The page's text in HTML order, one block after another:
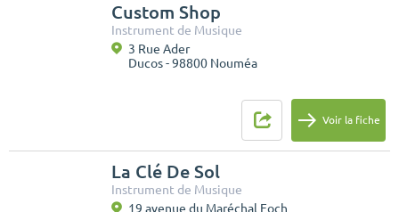
Custom Shop
Instrument de Musique
3 Rue Ader
Ducos - 98800 Nouméa
Voir la fiche
La Clé De Sol
Instrument de Musique
19 avenue du Maréchal Foch